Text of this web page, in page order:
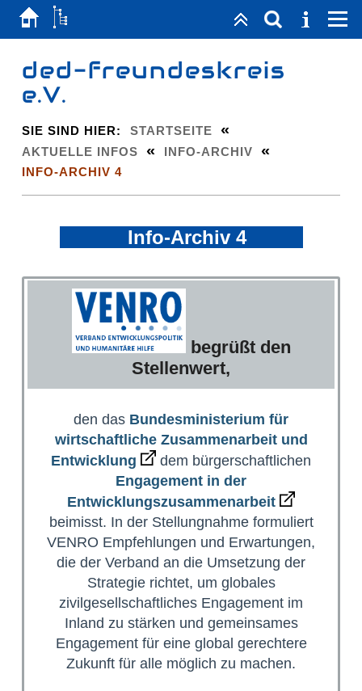
ded-freundeskreis
e.V.
SIE SIND HIER: STARTSEITE «
AKTUELLE INFOS « INFO-ARCHIV «
INFO-ARCHIV 4
Info-Archiv 4
begrüßt den
Stellenwert,
den das Bundesministerium für
wirtschaftliche Zusammenarbeit und
Entwicklung
dem bürgerschaftlichen
Engagement in der
Entwicklungszusammenarbeit
beimisst. In der Stellungnahme formuliert
VENRO Empfehlungen und Erwartungen,
die der Verband an die Umsetzung der
Strategie richtet, um globales
zivilgesellschaftliches Engagement im
Inland zu stärken und gemeinsames
Engagement für eine global gerechtere
Zukunft für alle möglich zu machen.